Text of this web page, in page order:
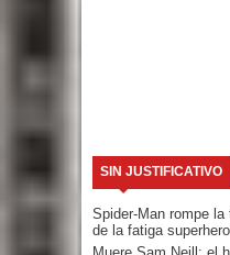
SIN JUSTIFICATIVO
Spider-Man rompe
de la fatiga